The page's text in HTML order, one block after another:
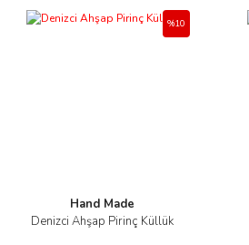
Hand Made
Denizci Ahşap Pirinç Küllük
%10